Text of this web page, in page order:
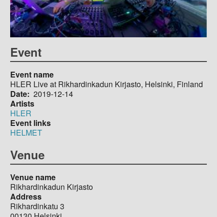
Event
Event name
HLER Live at Rikhardinkadun Kirjasto, Helsinki, Finland
Date 2019-12-14
Artists
HLER
Event links
HELMET
Venue
Venue name
Rikhardinkadun Kirjasto
Address
Rikhardinkatu 3